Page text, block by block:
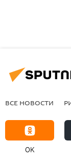
ВСЕ НОВОСТИ
OK